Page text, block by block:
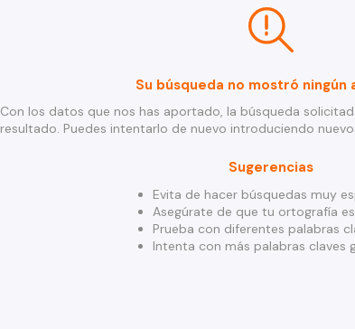
Su búsqueda no mostró ningún
Con los datos que nos has aportado, la búsqueda
resultado. Puedes intentarlo de nuevo introduciendo
Sugerencias
Evita de hacer búsquedas muy
Asegúrate de que tu ortografía
Prueba con diferentes palabras
Intenta con más palabras claves